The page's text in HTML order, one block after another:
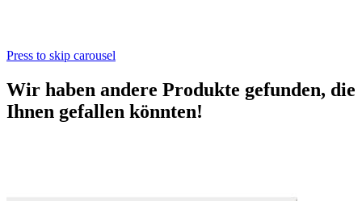
Press to skip carousel
Wir haben andere Produkte gefunden, die
Ihnen gefallen könnten!